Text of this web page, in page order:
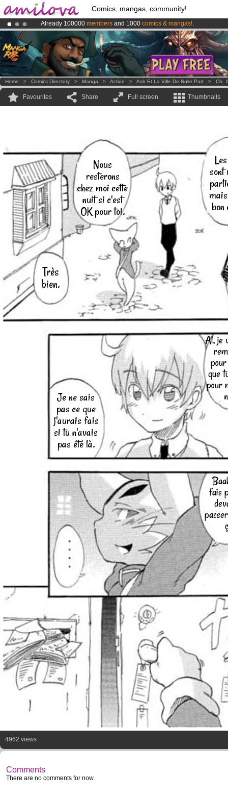
Comics, mangas, community!
Already 100000 members and 1000 comics & mangas!.
AmilovaKickstarter is now LIVE!.
Premium membership from3.95 euros per month !Get membership
Home > Comics Directory > Manga > Action > Ash Et La Ville De Nulle Part > Ch. 1
Favourites Share Full screen Thumbnails
sont
bon
Nous
resterons
chez moi cette
nuit si c'est
OK pour toi.
Très
bien.
Al, je
que
pour
Je ne sais
pas ce que
j'aurais fais
si tu n'avais
pas été là.
fais
4962 views
Comments
There are no comments for now.